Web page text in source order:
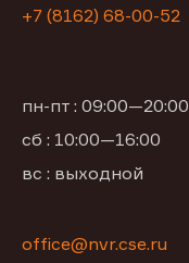
+7 (8162) 68-00-52
пн-пт : 09:00—20:00
сб : 10:00—16:00
вс : выходной
office@nvr.cse.ru